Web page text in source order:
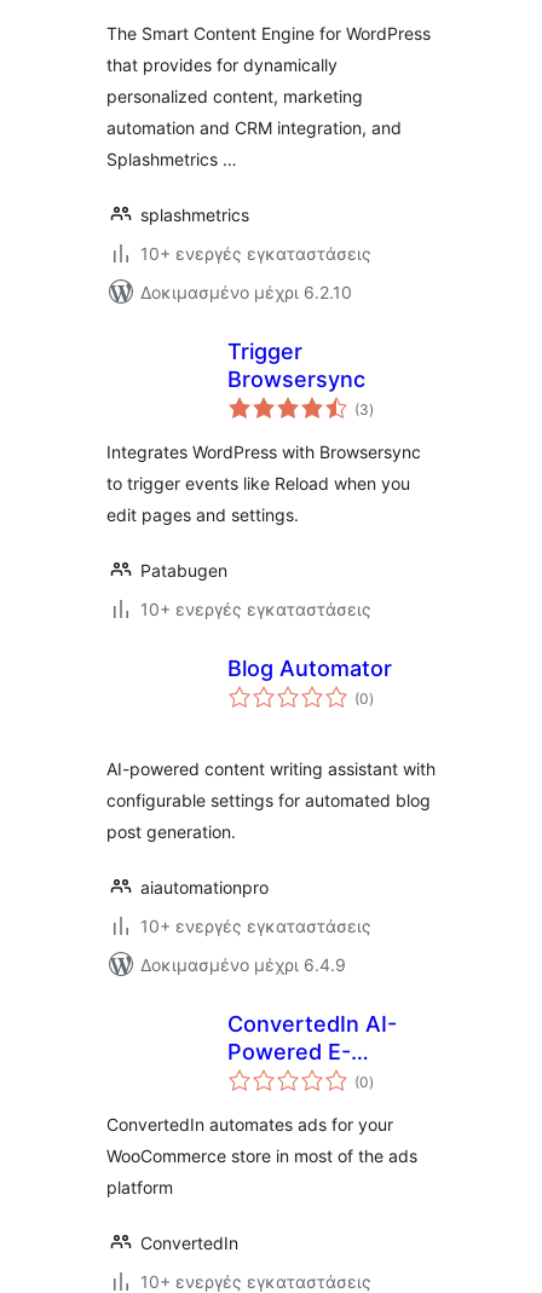
The Smart Content Engine for WordPress
that provides for dynamically
personalized content, marketing
automation and CRM integration, and
Splashmetrics …
splashmetrics
10+ ενεργές εγκαταστάσεις
Δοκιμασμένο μέχρι 6.2.10
Trigger
Browsersync
(3αξιολογήσεις
σύνολο
)
Integrates WordPress with Browsersync
to trigger events like Reload when you
edit pages and settings.
Patabugen
10+ ενεργές εγκαταστάσεις
Blog Automator
(0αξιολογήσεις
σύνολο
)
AI-powered content writing assistant with
configurable settings for automated blog
post generation.
aiautomationpro
10+ ενεργές εγκαταστάσεις
Δοκιμασμένο μέχρι 6.4.9
ConvertedIn AI-
Powered E-
Commerce
Automation for
WooCommerce
(0αξιολογήσεις
σύνολο
)
ConvertedIn automates ads for your
WooCommerce store in most of the ads
platform
ConvertedIn
10+ ενεργές εγκαταστάσεις